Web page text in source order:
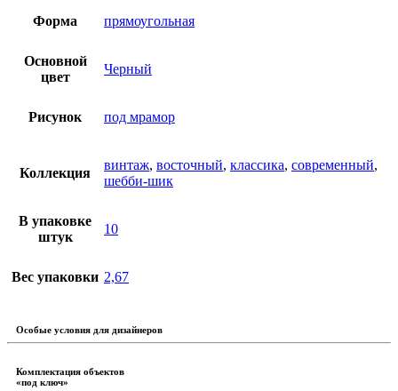
Форма прямоугольная
Основной
цвет
Черный
Рисунок под мрамор
Коллекция
винтаж, восточный, классика, современный,
шебби-шик
В упаковке
штук
10
Вес упаковки 2,67
Особые условия для дизайнеров
Комплектация объектов
«под ключ»